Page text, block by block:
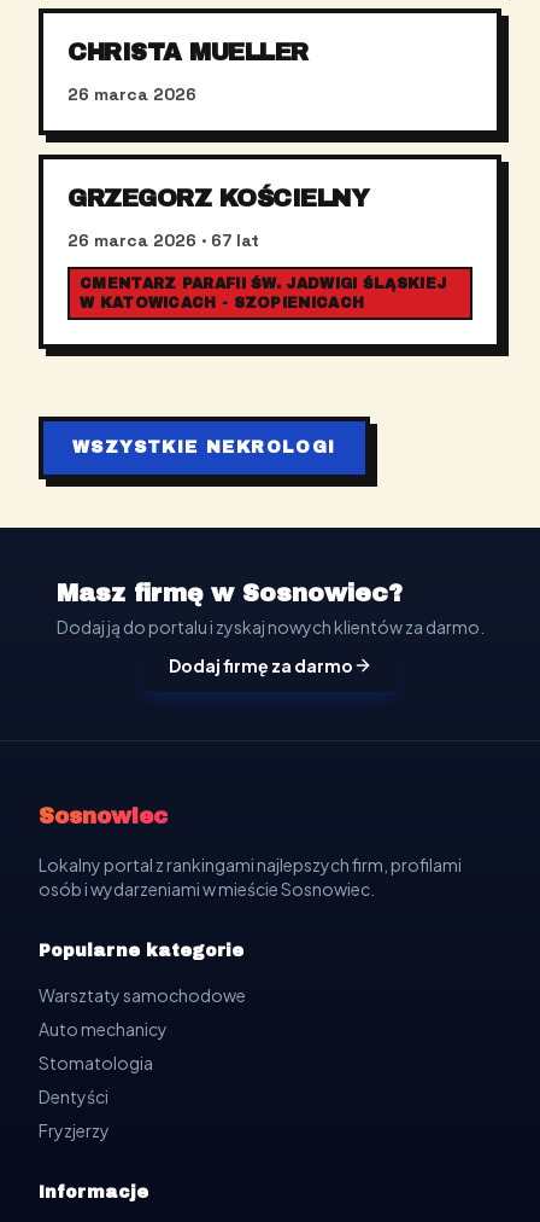
CHRISTA MUELLER
26 marca 2026
GRZEGORZ KOŚCIELNY
26 marca 2026 · 67 lat
CMENTARZ PARAFII ŚW. JADWIGI ŚLĄSKIEJ
W KATOWICACH - SZOPIENICACH
WSZYSTKIE NEKROLOGI
Masz firmę w Sosnowiec?
Dodaj ją do portalu i zyskaj nowych klientów za darmo.
Dodaj firmę za darmo
Sosnowiec
Lokalny portal z rankingami najlepszych firm, profilami
osób i wydarzeniami w mieście Sosnowiec.
Popularne kategorie
Warsztaty samochodowe
Auto mechanicy
Stomatologia
Dentyści
Fryzjerzy
Informacje